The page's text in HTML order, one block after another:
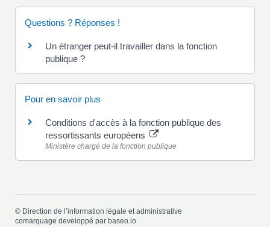
Questions ? Réponses !
Un étranger peut-il travailler dans la fonction
publique ?
Pour en savoir plus
Conditions d'accès à la fonction publique des
ressortissants européens
Ministère chargé de la fonction publique
© Direction de l’information légale et administrative
comarquage developpé par baseo.io